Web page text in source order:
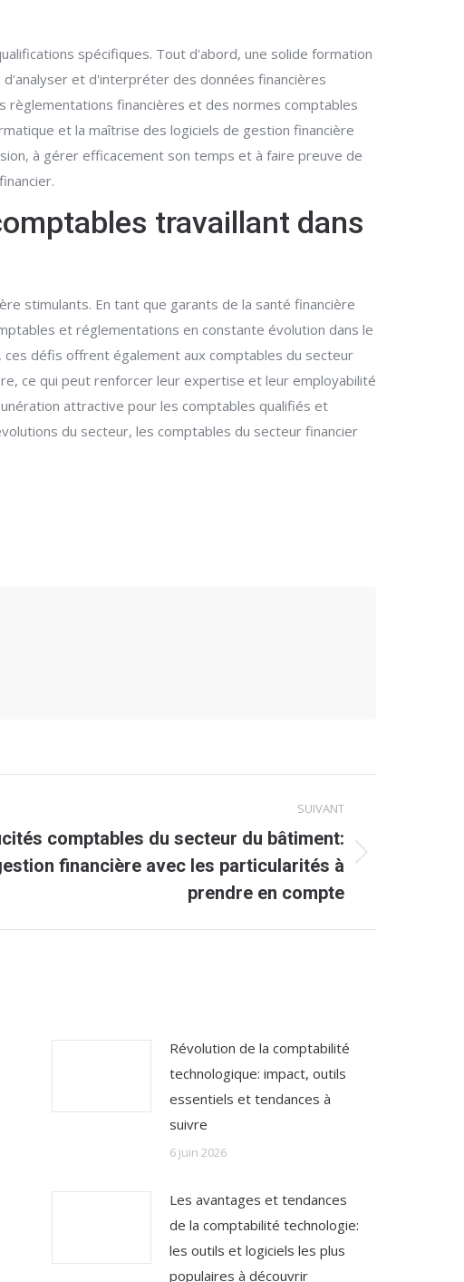
spécifiques. Tout d'abord, une solide formation
et d'interpréter des données financières
règlementations financières et des normes comptables
et la maîtrise des logiciels de gestion financière
à gérer efficacement son temps et à faire preuve de
travaillant dans
stimulants. En tant que garants de la santé financière
et réglementations en constante évolution dans le
défis offrent également aux comptables du secteur
ce qui peut renforcer leur expertise et leur employabilité
attractive pour les comptables qualifiés et
du secteur, les comptables du secteur financier
SUIVANT
comptables du secteur du bâtiment:
financière avec les particularités à
prendre en compte
Révolution de la comptabilité
technologique: impact, outils
essentiels et tendances à
suivre
6 juin 2026
Les avantages et tendances
de la comptabilité technologie:
les outils et logiciels les plus
populaires à découvrir